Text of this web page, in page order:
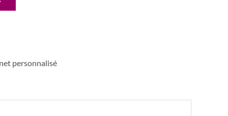
personnalisé